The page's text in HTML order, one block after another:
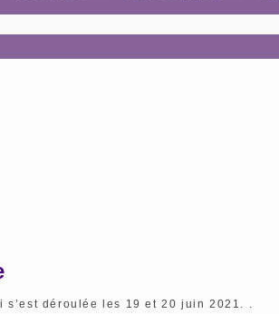
s’est déroulée les 19 et 20 juin 2021. .